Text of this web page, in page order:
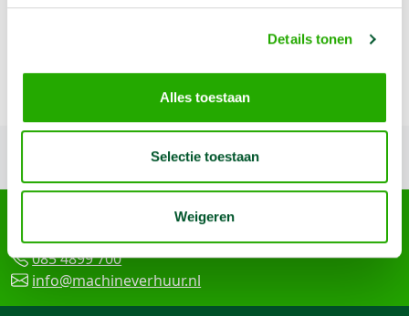
Details tonen
Alles toestaan
Selectie toestaan
Weigeren
Terug naar boven
Arma Machine Verhuur
Nijverheidslaan 95-A, 3903 AN Veenendaal
085 4899 700
info@machineverhuur.nl